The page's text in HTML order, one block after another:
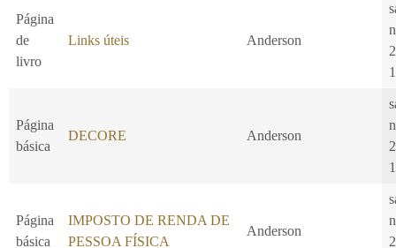
Página
de
livro
Links úteis Anderson
Página
básica
DECORE Anderson
Página
básica
IMPOSTO DE RENDA DE
PESSOA FÍSICA
Anderson